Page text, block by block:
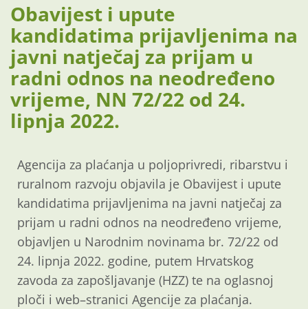
Obavijest i upute
kandidatima prijavljenima na
javni natječaj za prijam u
radni odnos na neodređeno
vrijeme, NN 72/22 od 24.
lipnja 2022.
Agencija za plaćanja u poljoprivredi, ribarstvu i
ruralnom razvoju objavila je Obavijest i upute
kandidatima prijavljenima na javni natječaj za
prijam u radni odnos na neodređeno vrijeme,
objavljen u Narodnim novinama br. 72/22 od
24. lipnja 2022. godine, putem Hrvatskog
zavoda za zapošljavanje (HZZ) te na oglasnoj
ploči i web–stranici Agencije za plaćanja.